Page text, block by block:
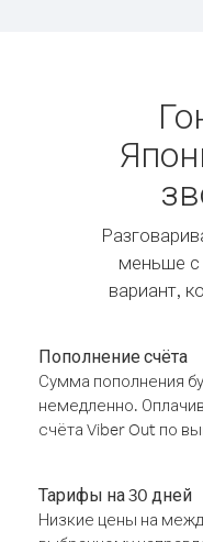
меньше с
вариант,
Пополнение счёта
Сумма пополнения
немедленно.
счёта Viber Out по
Тарифы на 30 дней
Низкие цены на